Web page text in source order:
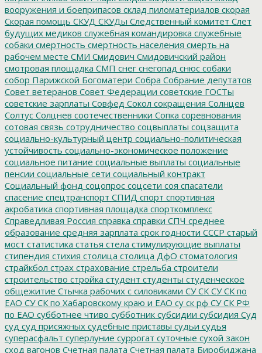
вооружения и боеприпасов склад пиломатериалов скорая
Скорая помощь СКУД СКУДы Следственный комитет Слет
будущих медиков служебная командировка служебные
собаки смертность смертность населения смерть на
рабочем месте СМИ Смидович Смидовичский район
смотровая площадка СМП снег снегопад снюс собаки
собор Парижской Богоматери Собра Собрание депутатов
Совет ветеранов Совет Федерации советские ГОСТы
советские зарплаты Совфед Сокол сокращения Солнцев
Солтус Солцнев соотечественники Сопка соревнования
сотовая связь сотрудничество соцвыплаты соцзащита
социально-культурный центр социально-политическая
устойчивость социально-экономическое положение
социальное питание социальные выплаты социальные
пенсии социальные сети социальный контракт
Социальный фонд соцопрос соцсети соя спасатели
спасение спецтранспорт СПИД спорт спортивная
акробатика спортивная площадка спорткомплекс
Справедливая Россия справка справки СПЧ среднее
образование средняя зарплата срок годности СССР старый
мост статистика статья стела стимулирующие выплаты
стипендия стихия столица столица ДфО стоматология
страйкбол страх страхование стрельба строители
строительство стройка студент студенты студенческое
общежитие Стычка рабочих с силовиками СУ СК СУ СК по
ЕАО СУ СК по Хабаровскому краю и ЕАО су ск рф СУ СК РФ
по ЕАО субботнее чтиво субботник субсидии субсидия Суд
суд суд присяжных судебные приставы судьи судья
суперасфальт суперлуние суррогат суточные сухой закон
сход вагонов Счетная палата Счетная палата Биробиджана